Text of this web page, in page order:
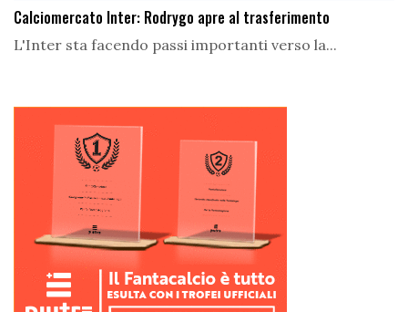
Calciomercato Inter: Rodrygo apre al trasferimento
L'Inter sta facendo passi importanti verso la...